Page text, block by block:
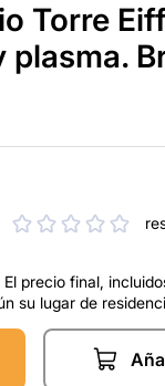
Torre
precio final,
su lugar de